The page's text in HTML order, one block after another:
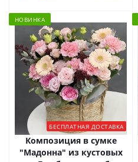
НОВИНКА
БЕСПЛАТНАЯ ДОСТАВКА
Композиция в сумке
"Мадонна" из кустовых